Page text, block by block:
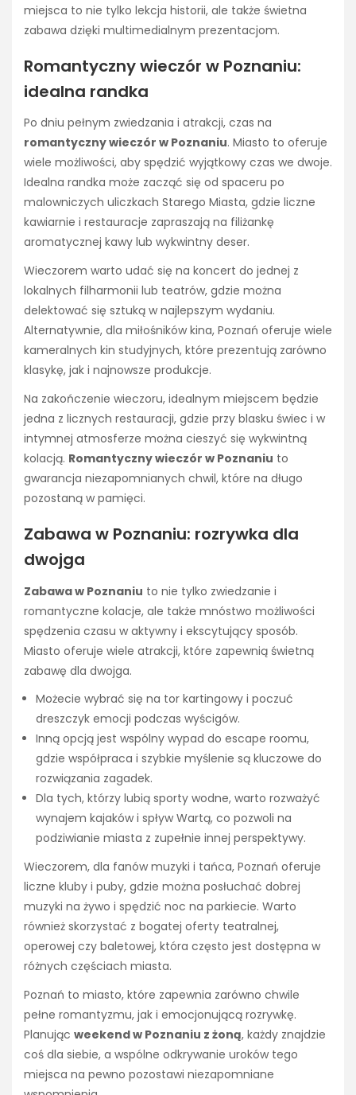
miejsca to nie tylko lekcja historii, ale także świetna
zabawa dzięki multimedialnym prezentacjom.
Romantyczny wieczór w Poznaniu:
idealna randka
Po dniu pełnym zwiedzania i atrakcji, czas na
romantyczny wieczór w Poznaniu. Miasto to oferuje
wiele możliwości, aby spędzić wyjątkowy czas we dwoje.
Idealna randka może zacząć się od spaceru po
malowniczych uliczkach Starego Miasta, gdzie liczne
kawiarnie i restauracje zapraszają na filiżankę
aromatycznej kawy lub wykwintny deser.
Wieczorem warto udać się na koncert do jednej z
lokalnych filharmonii lub teatrów, gdzie można
delektować się sztuką w najlepszym wydaniu.
Alternatywnie, dla miłośników kina, Poznań oferuje wiele
kameralnych kin studyjnych, które prezentują zarówno
klasykę, jak i najnowsze produkcje.
Na zakończenie wieczoru, idealnym miejscem będzie
jedna z licznych restauracji, gdzie przy blasku świec i w
intymnej atmosferze można cieszyć się wykwintną
kolacją. Romantyczny wieczór w Poznaniu to
gwarancja niezapomnianych chwil, które na długo
pozostaną w pamięci.
Zabawa w Poznaniu: rozrywka dla
dwojga
Zabawa w Poznaniu to nie tylko zwiedzanie i
romantyczne kolacje, ale także mnóstwo możliwości
spędzenia czasu w aktywny i ekscytujący sposób.
Miasto oferuje wiele atrakcji, które zapewnią świetną
zabawę dla dwojga.
Możecie wybrać się na tor kartingowy i poczuć
dreszczyk emocji podczas wyścigów.
Inną opcją jest wspólny wypad do escape roomu,
gdzie współpraca i szybkie myślenie są kluczowe do
rozwiązania zagadek.
Dla tych, którzy lubią sporty wodne, warto rozważyć
wynajem kajaków i spływ Wartą, co pozwoli na
podziwianie miasta z zupełnie innej perspektywy.
Wieczorem, dla fanów muzyki i tańca, Poznań oferuje
liczne kluby i puby, gdzie można posłuchać dobrej
muzyki na żywo i spędzić noc na parkiecie. Warto
również skorzystać z bogatej oferty teatralnej,
operowej czy baletowej, która często jest dostępna w
różnych częściach miasta.
Poznań to miasto, które zapewnia zarówno chwile
pełne romantyzmu, jak i emocjonującą rozrywkę.
Planując weekend w Poznaniu z żoną, każdy znajdzie
coś dla siebie, a wspólne odkrywanie uroków tego
miejsca na pewno pozostawi niezapomniane